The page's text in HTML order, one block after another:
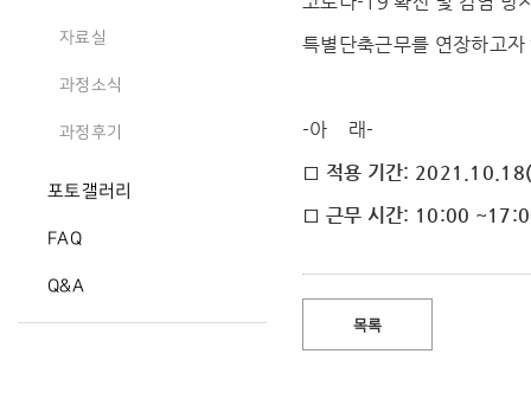
자료실
과정소식
과정후기
포토갤러리
FAQ
Q&A
특별단축근무를 연장하고
-아 래-
□ 적용 기간:
□ 근무 시간: 10:00
목록